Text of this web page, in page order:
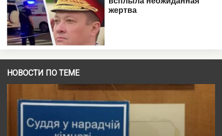
НОВОСТИ ПО ТЕМЕ